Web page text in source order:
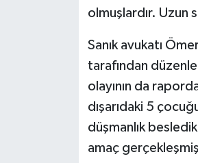
olmuşlardır.
Sanık avukatı
tarafından
olayının da
dışarıdaki 5
düşmanlık
amaç